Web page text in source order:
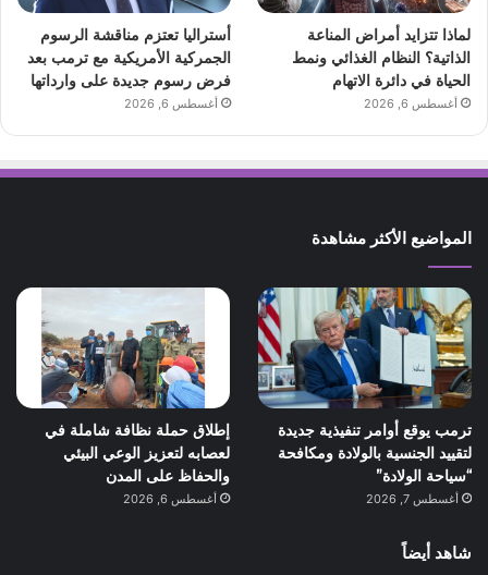
لماذا تتزايد أمراض المناعة
الذاتية؟ النظام الغذائي ونمط
الحياة في دائرة الاتهام
أغسطس 6, 2026
أستراليا تعتزم مناقشة الرسوم
الجمركية الأمريكية مع ترمب بعد
فرض رسوم جديدة على وارداتها
أغسطس 6, 2026
المواضيع الأكثر مشاهدة
ترمب يوقع أوامر تنفيذية جديدة
لتقييد الجنسية بالولادة ومكافحة
“سياحة الولادة”
أغسطس 7, 2026
إطلاق حملة نظافة شاملة في
لعصابه لتعزيز الوعي البيئي
والحفاظ على المدن
أغسطس 6, 2026
شاهد أيضاً